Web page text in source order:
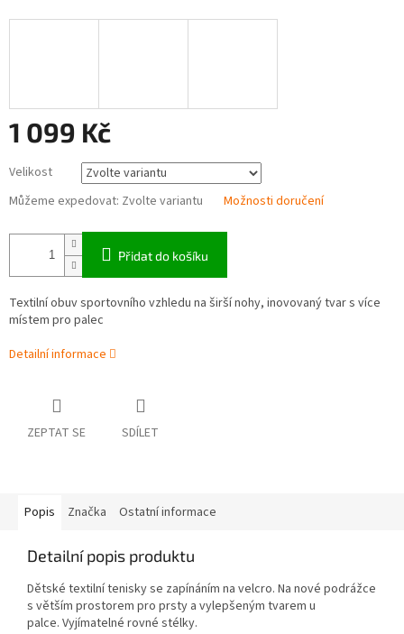
1 099 Kč
cena:
Velikost
Můžeme expedovat: Zvolte variantu Možnosti doručení
Přidat do košíku
Textilní obuv sportovního vzhledu na širší nohy, inovovaný tvars více
místem pro palec
Detailní informace
ZEPTAT SE SDÍLET
Popis Značka Ostatní informace
Detailní popis produktu
Dětské textilní tenisky se zapínáním na velcro. Na nové podrážce
s větším prostorem pro prsty a vylepšeným tvarem u
palce. Vyjímatelné rovné stélky.